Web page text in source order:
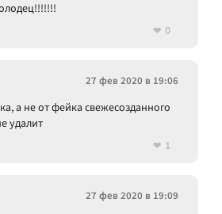
0
27 фев 2020 в 19:06
а не от фейка свежесозданного
удалит
1
27 фев 2020 в 19:09